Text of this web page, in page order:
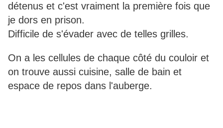
détenus et c'est vraiment la première fois que
je dors en prison.
Difficile de s'évader avec de telles grilles.
On a les cellules de chaque côté du couloir et
on trouve aussi cuisine, salle de bain et
espace de repos dans l'auberge.